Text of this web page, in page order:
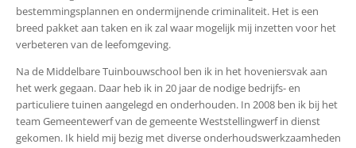
bestemmingsplannen en ondermijnende criminaliteit. Het is een
breed pakket aan taken en ik zal waar mogelijk mij inzetten voor het
verbeteren van de leefomgeving.
Na de Middelbare Tuinbouwschool ben ik in het hoveniersvak aan
het werk gegaan. Daar heb ik in 20 jaar de nodige bedrijfs- en
particuliere tuinen aangelegd en onderhouden. In 2008 ben ik bij het
team Gemeentewerf van de gemeente Weststellingwerf in dienst
gekomen. Ik hield mij bezig met diverse onderhoudswerkzaamheden